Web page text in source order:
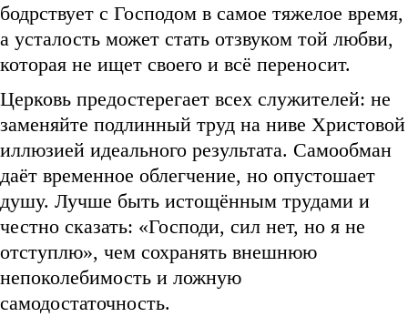
бодрствует с Господом в самое тяжелое время,
а усталость может стать отзвуком той любви,
которая не ищет своего и всё переносит.
Церковь предостерегает всех служителей: не
заменяйте подлинный труд на ниве Христовой
иллюзией идеального результата. Самообман
даёт временное облегчение, но опустошает
душу. Лучше быть истощённым трудами и
честно сказать: «Господи, сил нет, но я не
отступлю», чем сохранять внешнюю
непоколебимость и ложную
самодостаточность.